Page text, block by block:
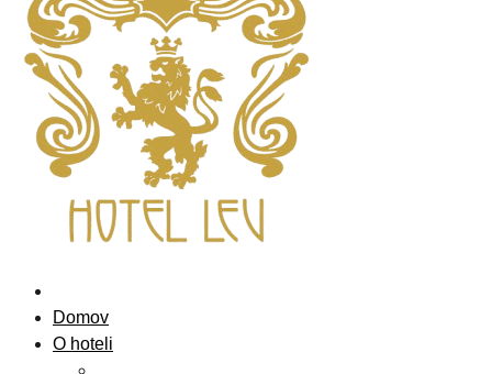
Domov
O hoteli